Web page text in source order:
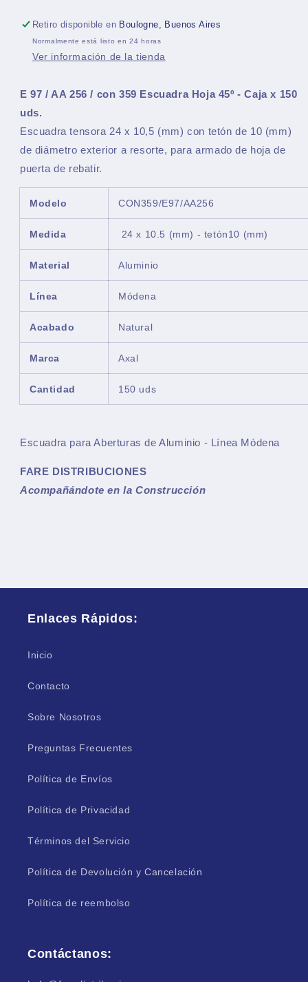
-
Caja
x
150
-
Caja
150
Retiro disponible en Boulogne, Buenos Aires
Normalmente está listo en 24 horas
Ver información de la tienda
E 97 / AA 256 / con 359 Escuadra Hoja 45º - Caja x 150
uds.
Escuadra tensora 24 x 10,5 (mm) con tetón de 10 (mm)
de diámetro exterior a resorte, para armado de hoja de
puerta de rebatir.
Modelo CON359/E97/AA256
Medida 24 x 10.5 (mm) - tetón10 (mm)
Material Aluminio
Línea Módena
Acabado Natural
Marca Axal
Cantidad 150 uds
Escuadra para Aberturas de Aluminio - Línea Módena
FARE DISTRIBUCIONES
Acompañándote en la Construcción
Enlaces Rápidos:
Inicio
Contacto
Sobre Nosotros
Preguntas Frecuentes
Política de Envíos
Política de Privacidad
Términos del Servicio
Política de Devolución y Cancelación
Política de reembolso
Contáctanos: